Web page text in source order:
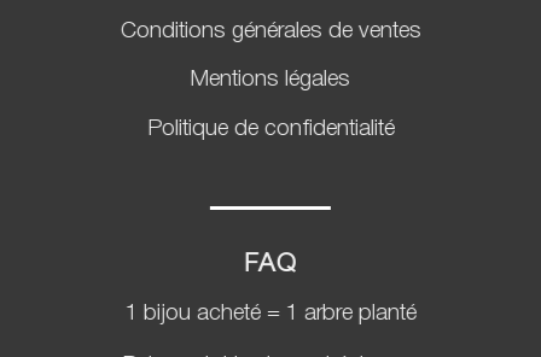
Conditions générales de ventes
Mentions légales
Politique de confidentialité
FAQ
1 bijou acheté = 1 arbre planté